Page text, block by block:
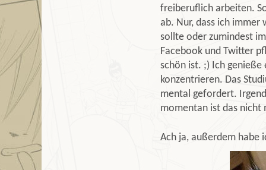
freiberuflich arbeiten.
ab. Nur, dass ich immer
sollte oder zumindest
Facebook und Twitter
schön ist. ;) Ich genieße
konzentrieren. Das
mental gefordert.
momentan ist das nicht
Ach ja, außerdem habe